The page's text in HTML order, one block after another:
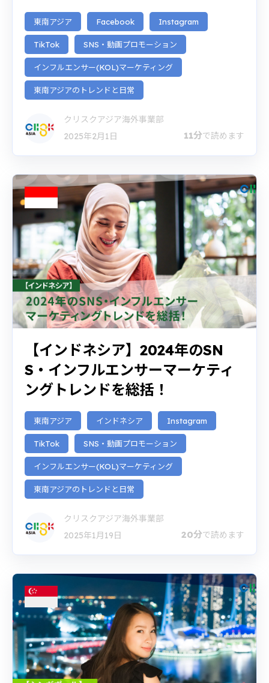
東南アジア Facebook Instagram
TikTok SNS・動画プロモーション
インフルエンサー(KOL)マーケティング
東南アジアのトレンドと日常
クリスクアジア海外事業部
2025年2月1日
11分で読めます
【インドネシア】2024年のSN
S・インフルエンサーマーケティ
ングトレンドを総括！
東南アジア インドネシア Instagram
TikTok SNS・動画プロモーション
インフルエンサー(KOL)マーケティング
東南アジアのトレンドと日常
クリスクアジア海外事業部
2025年1月19日
20分で読めます